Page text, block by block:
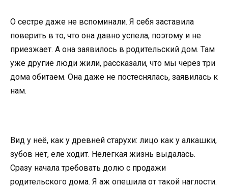
О сестре даже не вспоминали. Я себя заставила
поверить в то, что она давно успела, поэтому и не
приезжает. А она заявилось в родительский дом. Там
уже другие люди жили, рассказали, что мы через три
дома обитаем. Она даже не постеснялась, заявилась к
нам.
Вид у неё, как у древней старухи: лицо как у алкашки,
зубов нет, еле ходит. Нелегкая жизнь выдалась.
Сразу начала требовать долю с продажи
родительского дома. Я аж опешила от такой наглости.